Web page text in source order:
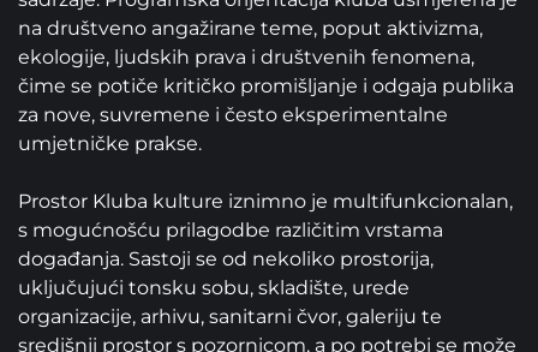
na društveno angažirane teme, poput aktivizma,
ekologije, ljudskih prava i društvenih fenomena,
čime se potiče kritičko promišljanje i odgaja publika
za nove, suvremene i često eksperimentalne
umjetničke prakse. ‍
Prostor Kluba kulture iznimno je multifunkcionalan,
s mogućnošću prilagodbe različitim vrstama
događanja. Sastoji se od nekoliko prostorija,
uključujući tonsku sobu, skladište, urede
organizacije, arhivu, sanitarni čvor, galeriju te
središnji prostor s pozornicom, a po potrebi se može